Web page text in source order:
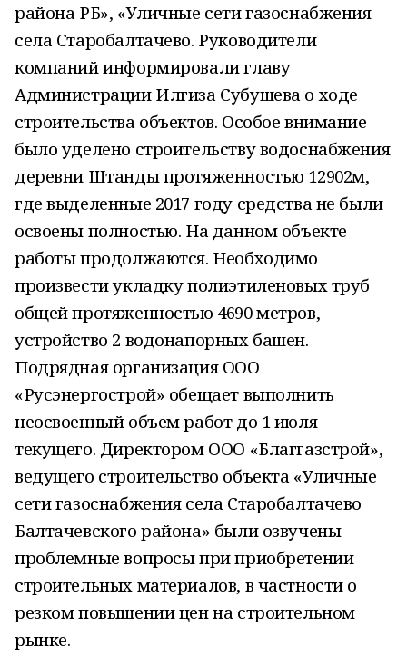
района РБ», «Уличные сети газоснабжения
села Старобалтачево. Руководители
компаний информировали главу
Администрации Илгиза Субушева о ходе
строительства объектов. Особое внимание
было уделено строительству водоснабжения
деревни Штанды протяженностью 12902м,
где выделенные 2017 году средства не были
освоены полностью. На данном объекте
работы продолжаются. Необходимо
произвести укладку полиэтиленовых труб
общей протяженностью 4690 метров,
устройство 2 водонапорных башен.
Подрядная организация ООО
«Русэнергострой» обещает выполнить
неосвоенный объем работ до 1 июля
текущего. Директором ООО «Благгазстрой»,
ведущего строительство объекта «Уличные
сети газоснабжения села Старобалтачево
Балтачевского района» были озвучены
проблемные вопросы при приобретении
строительных материалов, в частности о
резком повышении цен на строительном
рынке.